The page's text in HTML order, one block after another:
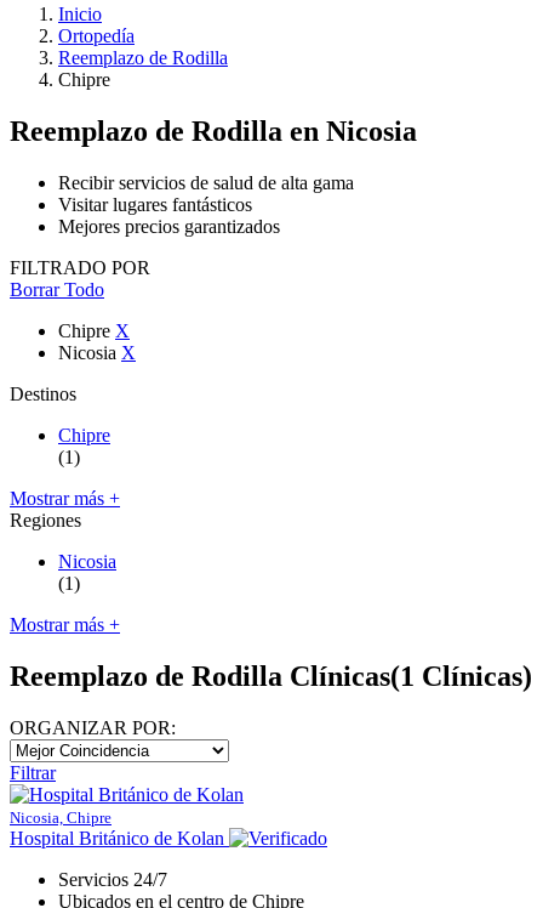
Inicio
Ortopedía
Reemplazo de Rodilla
Chipre
Reemplazo de Rodilla en Nicosia
Recibir servicios de salud de alta gama
Visitar lugares fantásticos
Mejores precios garantizados
FILTRADO POR
Borrar Todo
Chipre X
Nicosia X
Destinos
Chipre
(1)
Mostrar más +
Regiones
Nicosia
(1)
Mostrar más +
Reemplazo de Rodilla Clínicas(1 Clínicas)
ORGANIZAR POR:
Filtrar
Nicosia, Chipre
Hospital Británico de Kolan
Servicios 24/7
Ubicados en el centro de Chipre